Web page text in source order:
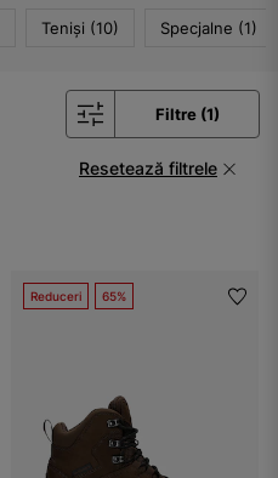
Teniși (10) Specjalne (1)
Filtre (1)
Resetează filtrele
Reduceri 65%